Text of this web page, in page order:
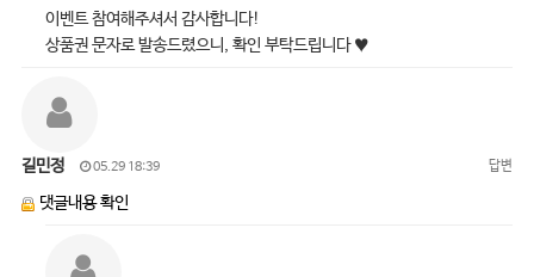
이벤트 참여해주셔서 감사합니다!
상품권 문자로 발송드렸으니, 확인 부탁드립니다 ♥
길민정 05.29 18:39 답변
댓글내용 확인